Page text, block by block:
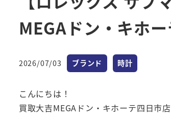
MEGAドン・キホ
投稿日
2026/07/03 カテゴリー
ブランド カテゴリー
時計
こんにちは！
買取大吉MEGAドン・キホーテ四日市店